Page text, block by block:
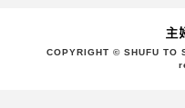
COPYRIGHT © SHUFU